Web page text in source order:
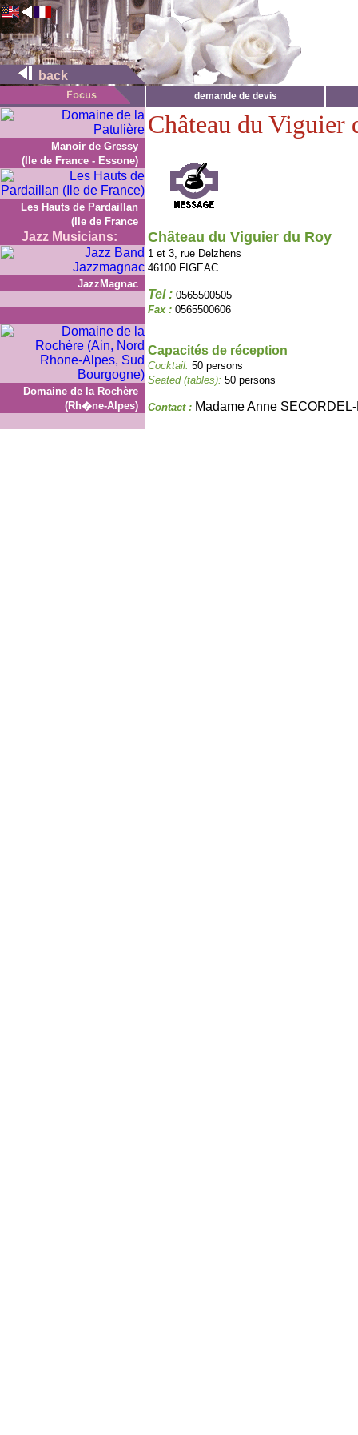
back
demande de devis
Manoir de Gressy
(Ile de France - Essone)
Les Hauts de Pardaillan
(Ile de France
Jazz Musicians:
JazzMagnac
Domaine de la Rochère
(Rh�ne-Alpes)
Château du Viguier
Château du Viguier du Roy
1 et 3, rue Delzhens
46100 FIGEAC
Tel : 0565500505
Fax : 0565500606
Capacités de réception
Cocktail: 50 persons
Seated (tables): 50 persons
Contact : Madame Anne